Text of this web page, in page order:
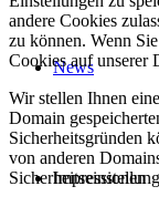
News
Impressionen
andere Cookies
zu können. Wenn
Cookies auf unserer
Wir stellen Ihnen
Domain
Sicherheitsgründen
von anderen